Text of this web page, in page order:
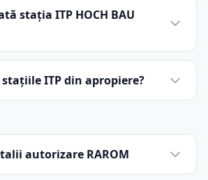
stația ITP HOCH BAU
ITP din apropiere?
autorizare RAROM